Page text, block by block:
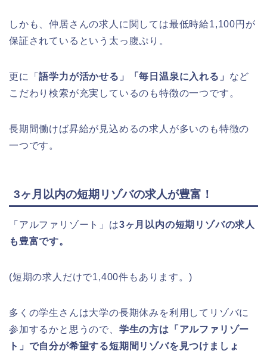
しかも、仲居さんの求人に関しては最低時給1,100円が
保証されているという太っ腹ぷり。
更に「語学力が活かせる」「毎日温泉に入れる」 など
こだわり検索が充実しているのも特徴の一つです。
長期間働けば昇給が見込めるの求人が多いのも特徴の
一つです。
3ヶ月以内の短期リゾバの求人が豊富！
「アルファリゾート」は3ヶ月以内の短期リゾバの求人
も豊富です。
(短期の求人だけで1,400件もあります。)
多くの学生さんは大学の長期休みを利用してリゾバに
参加するかと思うので、 学生の方は「アルファリゾー
ト」で自分が希望する短期間リゾバを見つけましょ